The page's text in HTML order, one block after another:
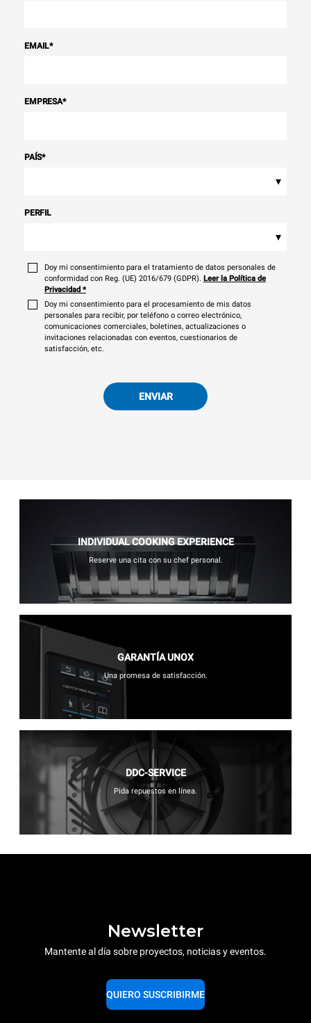
EMAIL*
EMPRESA*
PAÍS*
▾
PERFIL
▾
Doy mi consentimiento para el tratamiento de datos personales de
conformidad con Reg. (UE) 2016/679 (GDPR). Leer la Política de
Privacidad *
Doy mi consentimiento para el procesamiento de mis datos
personales para recibir, por teléfono o correo electrónico,
comunicaciones comerciales, boletines, actualizaciones o
invitaciones relacionadas con eventos, cuestionarios de
satisfacción, etc.
ENVIAR
INDIVIDUAL COOKING EXPERIENCE
Reserve una cita con su chef personal.
GARANTÍA UNOX
Una promesa de satisfacción.
DDC-SERVICE
Pida repuestos en línea.
Newsletter
Mantente al día sobre proyectos, noticias y eventos.
QUIERO SUSCRIBIRME